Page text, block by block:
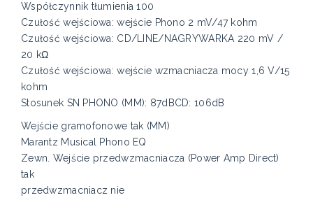
Współczynnik tłumienia 100
Czułość wejściowa: wejście Phono 2 mV/47 kohm
Czułość wejściowa: CD/LINE/NAGRYWARKA 220 mV /
20 kΩ
Czułość wejściowa: wejście wzmacniacza mocy 1,6 V/15
kohm
Stosunek SN PHONO (MM): 87dBCD: 106dB
Wejście gramofonowe tak (MM)
Marantz Musical Phono EQ
Zewn. Wejście przedwzmacniacza (Power Amp Direct)
tak
przedwzmacniacz nie